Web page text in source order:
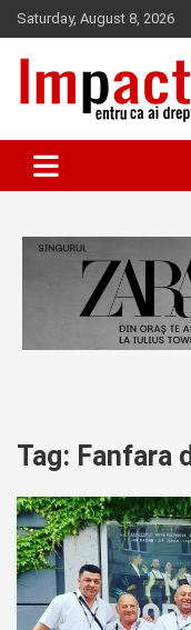
Skip
to
content
Saturday, August 8, 2026
Tag: Fanfara